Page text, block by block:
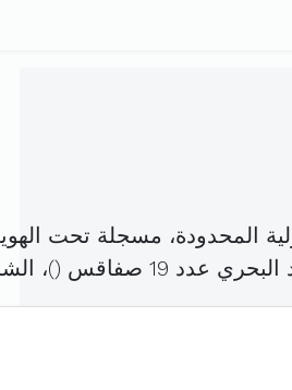
المحدودة، مسجلة تحت
عدد 19 صفاقس ( )،